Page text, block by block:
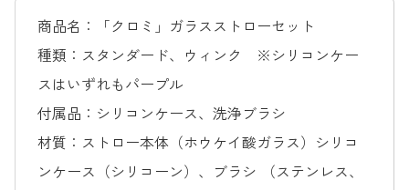
商品名：「クロミ」ガラスストローセット
種類：スタンダード、ウィンク ※シリコンケー
スはいずれもパープル
付属品：シリコンケース、洗浄ブラシ
材質：ストロー本体（ホウケイ酸ガラス）シリコ
ンケース（シリコーン）、ブラシ （ステンレス、